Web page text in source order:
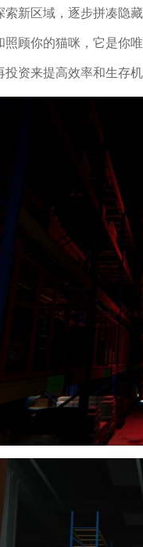
索新区域，逐步拼凑隐
照顾你的猫咪，它是你
投资来提高效率和生存机